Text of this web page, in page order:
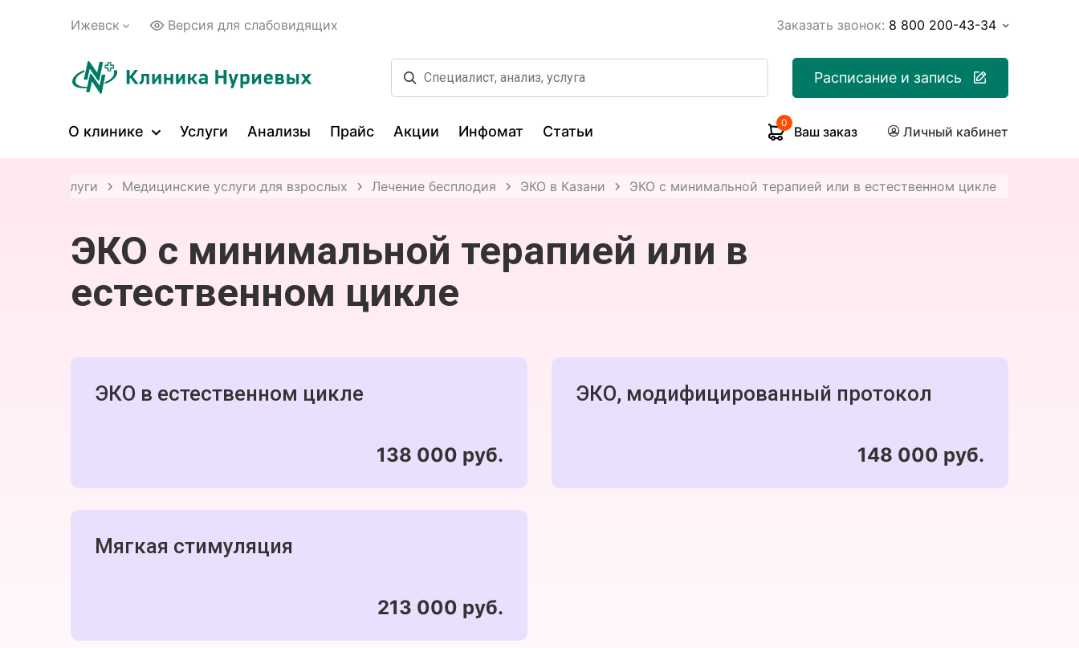
Ижевск Версия для слабовидящих Заказать звонок: 8 800 200-43-34
Расписание и запись
О клинике Услуги Анализы Прайс Акции Инфомат Статьи
0
Ваш заказ Личный кабинет
Услуги Медицинские услуги для взрослых Лечение бесплодия ЭКО в Казани ЭКО с минимальной терапией или в естественном цикле
ЭКО с минимальной терапией или в
естественном цикле
ЭКО в естественном цикле
138 000 руб.
ЭКО, модифицированный протокол
148 000 руб.
Мягкая стимуляция
213 000 руб.